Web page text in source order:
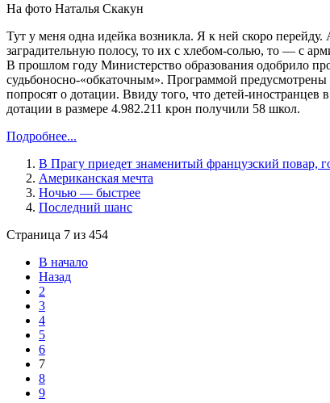
На фото Наталья Скакун
Тут у меня одна идейка возникла. Я к ней скоро
заградительную полосу, то их с хлебом-солью, то — с
В прошлом году Министерство образования одобрило
судьбоносно-«обкаточным». Программой
попросят о дотации. Ввиду того, что детей-иностранцев
дотации в размере 4.982.211 крон получили 58 школ.
Подробнее...
В Прагу приедет знаменитый французский повар,
Американская мечта
Ночью — быстрее
Последний шанс
Страница 7 из 454
В начало
Назад
2
3
4
5
6
7
8
9